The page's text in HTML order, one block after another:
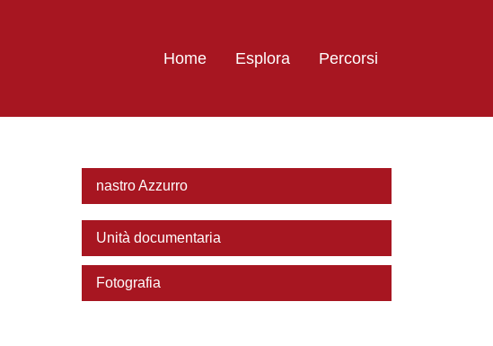
Home Esplora Percorsi
nastro Azzurro
Unità documentaria
Fotografia